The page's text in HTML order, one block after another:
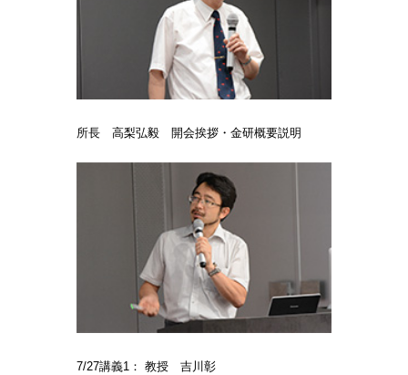
所長 高梨弘毅 開会挨拶・金研概要説明
7/27講義1： 教授 吉川彰